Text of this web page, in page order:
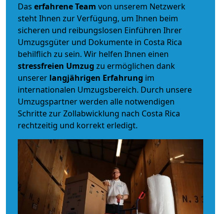
Das erfahrene Team von unserem Netzwerk
steht Ihnen zur Verfügung, um Ihnen beim
sicheren und reibungslosen Einführen Ihrer
Umzugsgüter und Dokumente in Costa Rica
behilflich zu sein. Wir helfen Ihnen einen
stressfreien Umzug zu ermöglichen dank
unserer langjährigen Erfahrung im
internationalen Umzugsbereich. Durch unsere
Umzugspartner werden alle notwendigen
Schritte zur Zollabwicklung nach Costa Rica
rechtzeitig und korrekt erledigt.